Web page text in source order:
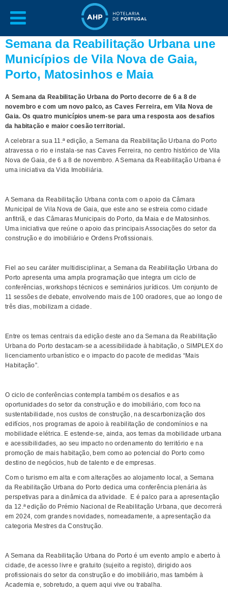
Semana da Reabilitação Urbana une
Municípios de Vila Nova de Gaia,
Porto, Matosinhos e Maia
A Semana da Reabilitação Urbana do Porto decorre de 6 a 8 de
novembro e com um novo palco, as Caves Ferreira, em Vila Nova de
Gaia. Os quatro municípios unem-se para uma resposta aos desafios
da habitação e maior coesão territorial.
A celebrar a sua 11.ª edição, a Semana da Reabilitação Urbana do Porto
atravessa o rio e instala-se nas Caves Ferreira, no centro histórico de Vila
Nova de Gaia, de 6 a 8 de novembro. A Semana da Reabilitação Urbana é
uma iniciativa da Vida Imobiliária.
A Semana da Reabilitação Urbana conta com o apoio da Câmara
Municipal de Vila Nova de Gaia, que este ano se estreia como cidade
anfitriã, e das Câmaras Municipais do Porto, da Maia e de Matosinhos.
Uma iniciativa que reúne o apoio das principais Associações do setor da
construção e do imobiliário e Ordens Profissionais.
Fiel ao seu caráter multidisciplinar, a Semana da Reabilitação Urbana do
Porto apresenta uma ampla programação que integra um ciclo de
conferências, workshops técnicos e seminários jurídicos. Um conjunto de
11 sessões de debate, envolvendo mais de 100 oradores, que ao longo de
três dias, mobilizam a cidade.
Entre os temas centrais da edição deste ano da Semana da Reabilitação
Urbana do Porto destacam-se a acessibilidade à habitação, o SIMPLEX do
licenciamento urbanístico e o impacto do pacote de medidas “Mais
Habitação”.
O ciclo de conferências contempla também os desafios e as
oportunidades do setor da construção e do imobiliário, com foco na
sustentabilidade, nos custos de construção, na descarbonização dos
edifícios, nos programas de apoio à reabilitação de condomínios e na
mobilidade elétrica. E estende-se, ainda, aos temas da mobilidade urbana
e acessibilidades, ao seu impacto no ordenamento do território e na
promoção de mais habitação, bem como ao potencial do Porto como
destino de negócios, hub de talento e de empresas.
Com o turismo em alta e com alterações ao alojamento local, a Semana
da Reabilitação Urbana do Porto dedica uma conferência plenária às
perspetivas para a dinâmica da atividade. E é palco para a apresentação
da 12.ª edição do Prémio Nacional de Reabilitação Urbana, que decorrerá
em 2024, com grandes novidades, nomeadamente, a apresentação da
categoria Mestres da Construção.
A Semana da Reabilitação Urbana do Porto é um evento amplo e aberto à
cidade, de acesso livre e gratuito (sujeito a registo), dirigido aos
profissionais do setor da construção e do imobiliário, mas também à
Academia e, sobretudo, a quem aqui vive ou trabalha.